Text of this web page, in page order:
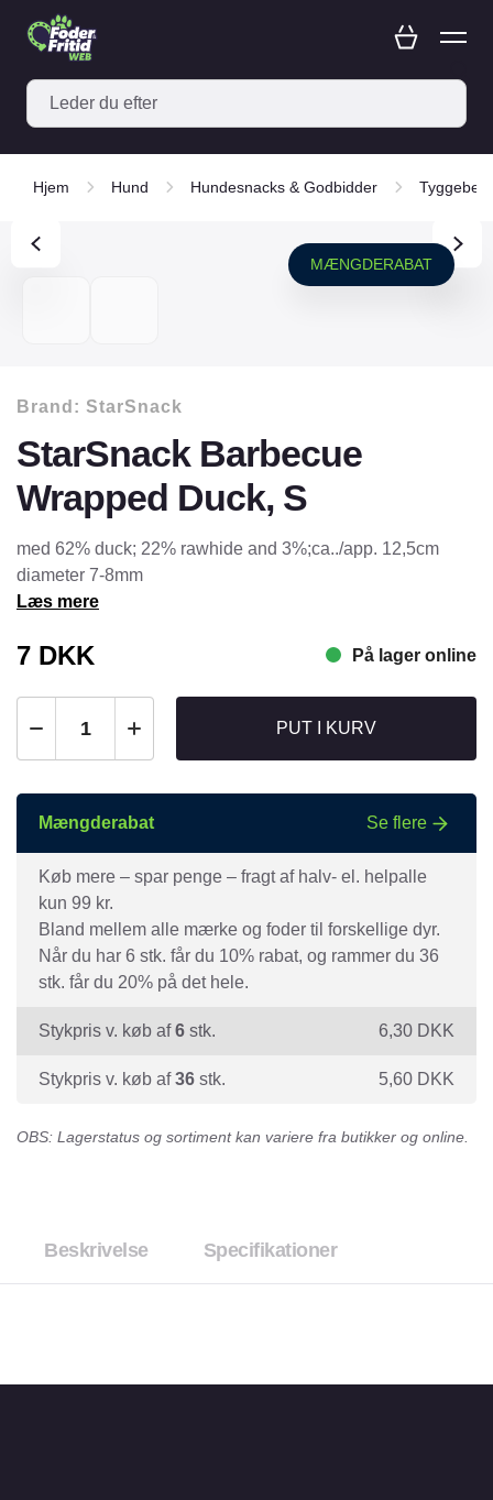
Hjem Hund Hundesnacks & Godbidder
MÆNGDERABAT
Brand: StarSnack
StarSnack Barbecue
Wrapped Duck, S
med 62% duck; 22% rawhide and 3%;ca../app. 12,5cm
diameter 7-8mm
Læs mere
7 DKK På lager online
PUT I KURV
Mængderabat Se flere
Køb mere – spar penge – fragt af halv- el. helpalle
kun 99 kr.
Bland mellem alle mærke og foder til forskellige dyr.
Når du har 6 stk. får du 10% rabat, og rammer du 36
stk. får du 20% på det hele.
Stykpris v. køb af6 stk. 6,30 DKK
Stykpris v. køb af36 stk. 5,60 DKK
OBS: Lagerstatus og sortiment kan variere fra butikker og online.
Beskrivelse Specifikationer